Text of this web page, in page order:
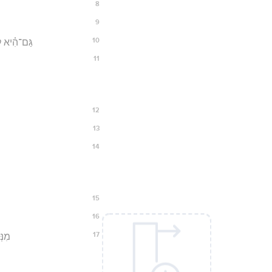
8
9
10 גַּם־הִ֗יא
11
12
13
14
15
16
17